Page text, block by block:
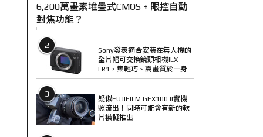
6,200萬畫素堆疊式CMOS + 眼控自動
對焦功能？
2
Sony發表適合安裝在無人機的
全片幅可交換鏡頭相機ILX-
LR1，集輕巧、高畫質於一身
3
疑似FUJIFILM GFX100 II實機
照流出！同時可能會有新的軟
片模擬推出